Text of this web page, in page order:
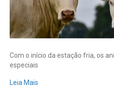
Com o início da estação fria, os
especiais
Leia Mais